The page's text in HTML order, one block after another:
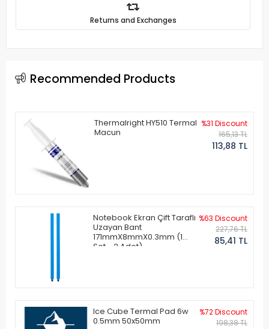
Returns and Exchanges
Recommended Products
Thermalright HY510 Termal
Macun
%31 Discount
165,13 TL
113,88 TL
Notebook Ekran Çift Taraflı
Uzayan Bant
171mmX8mmX0.3mm (1
Set - 2 Adet)
%63 Discount
227,76 TL
85,41 TL
Ice Cube Termal Pad 6w
0.5mm 50x50mm
%72 Discount
198,38 TL